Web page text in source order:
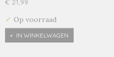
✓ Op voorraad
IN WINKELWAGEN